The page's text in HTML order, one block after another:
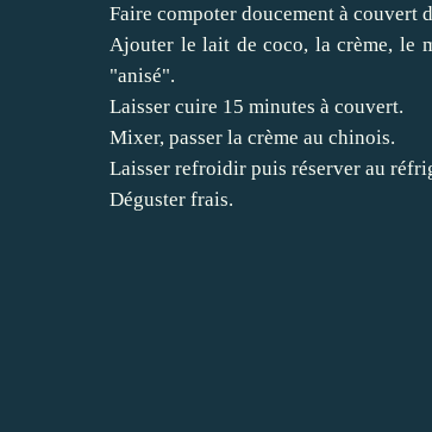
Faire compoter doucement à couvert
Ajouter le lait de coco, la crème, le
"anisé".
Laisser cuire 15 minutes à couvert.
Mixer, passer la crème au chinois.
Laisser refroidir puis réserver au
Déguster frais.